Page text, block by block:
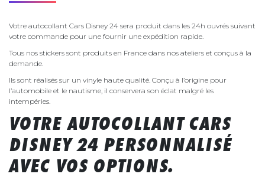
Votre autocollant Cars Disney 24 sera produit dans les 24h ouvrés suivant
votre commande pour une fournir une expédition rapide.
Tous nos stickers sont produits en France dans nos ateliers et conçus à la
demande.
Ils sont réalisés sur un vinyle haute qualité. Conçu à l’origine pour
l’automobile et le nautisme, il conservera son éclat malgré les
intempéries.
VOTRE AUTOCOLLANT CARS
DISNEY 24 PERSONNALISÉ
AVEC VOS OPTIONS.